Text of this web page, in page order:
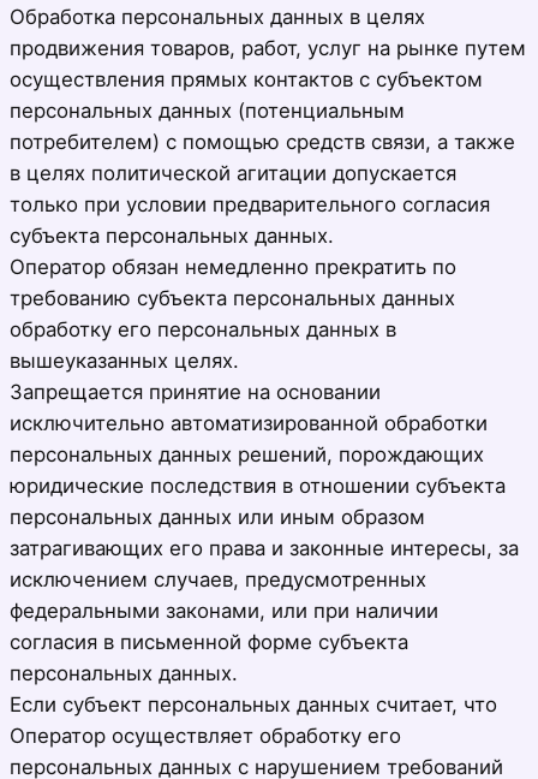
Обработка персональных данных в целях
продвижения товаров, работ, услуг на рынке путем
осуществления прямых контактов с субъектом
персональных данных (потенциальным
потребителем) с помощью средств связи, а также
в целях политической агитации допускается
только при условии предварительного согласия
субъекта персональных данных.
Оператор обязан немедленно прекратить по
требованию субъекта персональных данных
обработку его персональных данных в
вышеуказанных целях.
Запрещается принятие на основании
исключительно автоматизированной обработки
персональных данных решений, порождающих
юридические последствия в отношении субъекта
персональных данных или иным образом
затрагивающих его права и законные интересы, за
исключением случаев, предусмотренных
федеральными законами, или при наличии
согласия в письменной форме субъекта
персональных данных.
Если субъект персональных данных считает, что
Оператор осуществляет обработку его
персональных данных с нарушением требований